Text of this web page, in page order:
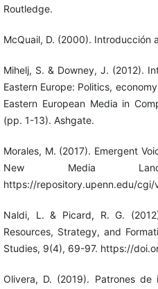
Routledge.
McQuail, D. (2000). Introducción
Mihelj, S. & Downey, J. (2012).
Eastern Europe: Politics,
Eastern European Media in
(pp. 1-13). Ashgate.
Morales, M. (2017). Emergent
New Media
https://repository.upenn.edu/
Naldi, L. & Picard, R. G.
Resources, Strategy, and
Studies, 9(4), 69-97. https://
Olivera, D. (2019). Patrones